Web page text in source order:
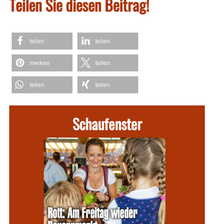
Teilen Sie diesen Beitrag!
teilen teilen
merken teilen
teilen teilen
Schaufenster